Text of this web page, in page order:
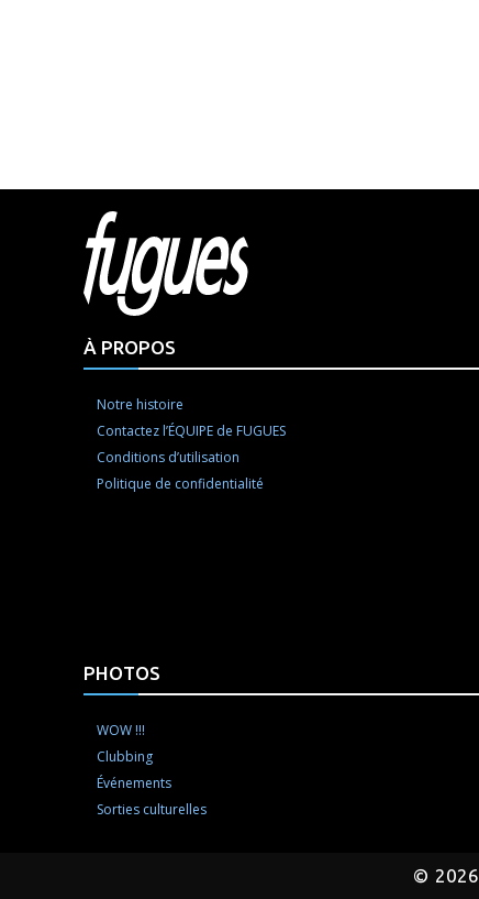
À PROPOS
Notre histoire
Contactez l’ÉQUIPE de FUGUES
Conditions d’utilisation
Politique de confidentialité
PHOTOS
WOW !!!
Clubbing
Événements
Sorties culturelles
© 2026